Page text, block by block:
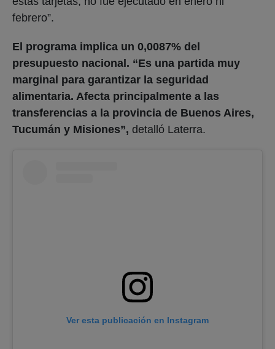
febrero”.
El programa implica un 0,0087% del
presupuesto nacional. “Es una partida muy
marginal para garantizar la seguridad
alimentaria. Afecta principalmente a las
transferencias a la provincia de Buenos Aires,
Tucumán y Misiones”, detalló Laterra.
Ver esta publicación en Instagram